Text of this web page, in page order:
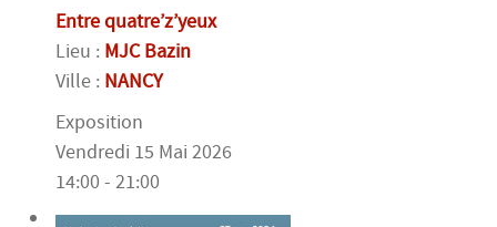
Entre quatre’z’yeux
Lieu : MJC Bazin
Ville : NANCY
Exposition
Vendredi 15 Mai 2026
14:00 - 21:00